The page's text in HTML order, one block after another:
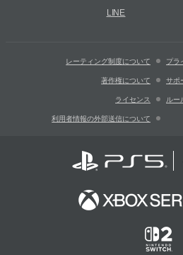
LINE
レーティング制度について プラ
著作権について サポ
ライセンス ルー
利用者情報の外部送信について